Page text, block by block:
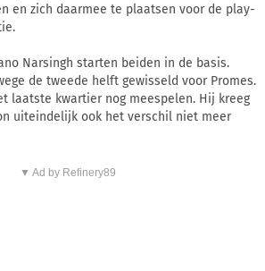
en zich daarmee te plaatsen voor de play-
Narsingh starten beiden in de basis.
de tweede helft gewisseld voor Promes.
laatste kwartier nog meespelen. Hij kreeg
uiteindelijk ook het verschil niet meer
▼ Ad by Refinery89